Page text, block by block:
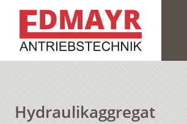
Hydraulikaggregat